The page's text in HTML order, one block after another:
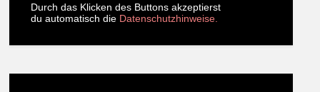
Durch das Klicken des Buttons akzeptierst
du automatisch die Datenschutzhinweise.